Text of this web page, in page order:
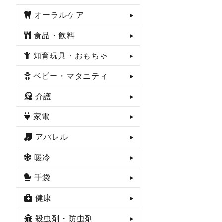
オーラルケア
食品・飲料
知育玩具・おもちゃ
ベビー・マタニティ
介護
家電
アパレル
暖冷
手袋
健康
殺虫剤・防虫剤